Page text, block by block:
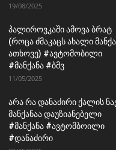
19/08/2025
პალიროვკაში ამოვა ბრატ
(როცა ძმაკაცს ახალი
ათხოვე) #ავტომობილი
#მანქანა #ბმვ
11/05/2025
არა რა დანაძირი ქალის
მანქანაა დაუზიანებელი
#მანქანა #ავტომბოილი
#დანაძირი